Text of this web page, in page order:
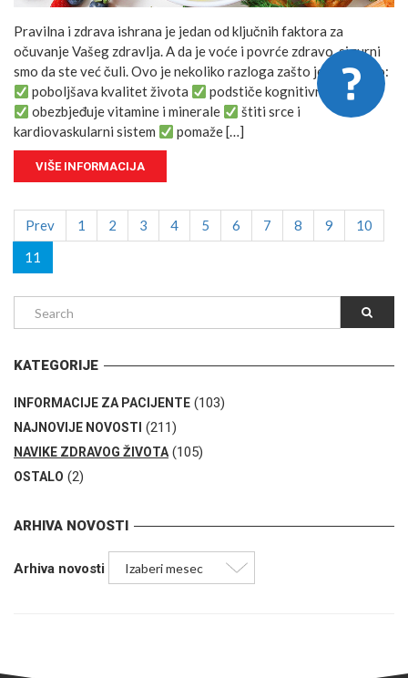
Pravilna i zdrava ishrana je jedan od ključnih faktora za
očuvanje Vašeg zdravlja. A da je voće i povrće zdravo, sigurni
smo da ste već čuli. Ovo je nekoliko razloga zašto je ono bitno:
poboljšava kvalitet života
podstiče kognitivnu funkciju
obezbjeđuje vitamine i minerale
štiti srce i
kardiovaskularni sistem
pomaže […]
VIŠE INFORMACIJA
Prev 1 2 3 4 5 6 7 8 9
10
11
KATEGORIJE
INFORMACIJE ZA PACIJENTE (103)
NAJNOVIJE NOVOSTI (211)
NAVIKE ZDRAVOG ŽIVOTA(105)
OSTALO (2)
ARHIVA NOVOSTI
Arhiva novosti